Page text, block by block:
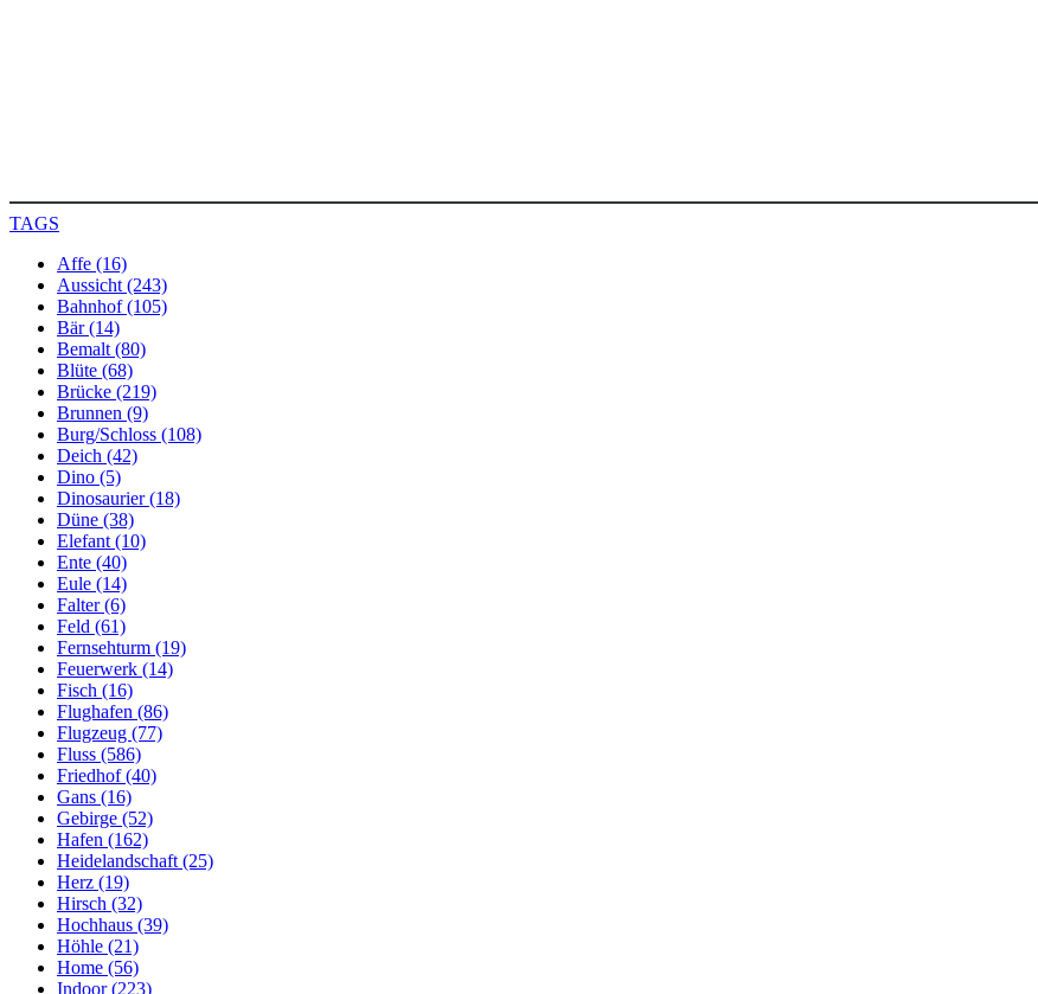
TAGS
Affe (16)
Aussicht (243)
Bahnhof (105)
Bär (14)
Bemalt (80)
Blüte (68)
Brücke (219)
Brunnen (9)
Burg/Schloss (108)
Deich (42)
Dino (5)
Dinosaurier (18)
Düne (38)
Elefant (10)
Ente (40)
Eule (14)
Falter (6)
Feld (61)
Fernsehturm (19)
Feuerwerk (14)
Fisch (16)
Flughafen (86)
Flugzeug (77)
Fluss (586)
Friedhof (40)
Gans (16)
Gebirge (52)
Hafen (162)
Heidelandschaft (25)
Herz (19)
Hirsch (32)
Hochhaus (39)
Höhle (21)
Home (56)
Indoor (223)